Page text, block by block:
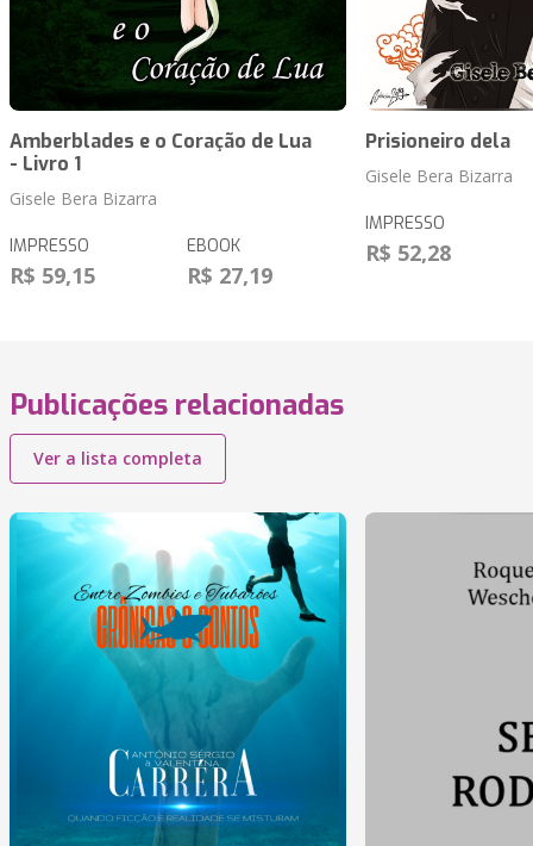
Amberblades e o Coração de Lua
- Livro 1
Gisele Bera Bizarra
IMPRESSO
R$ 59,15
EBOOK
R$ 27,19
Prisioneiro dela
Gisele Bera Bizarra
IMPRESSO
R$ 52,28
Publicações relacionadas
Ver a lista completa